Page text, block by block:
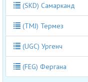
(SKD) Самарканд
(TMJ) Термез
(UGC) Ургенч
(FEG) Фергана